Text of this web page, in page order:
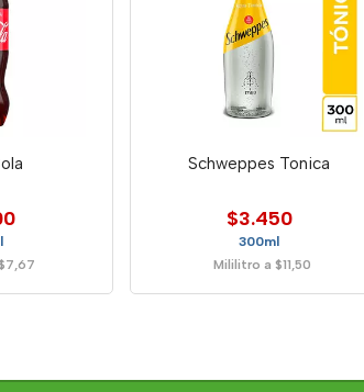
Schweppes Tonica
$3.450
300ml
Mililitro a $11,50